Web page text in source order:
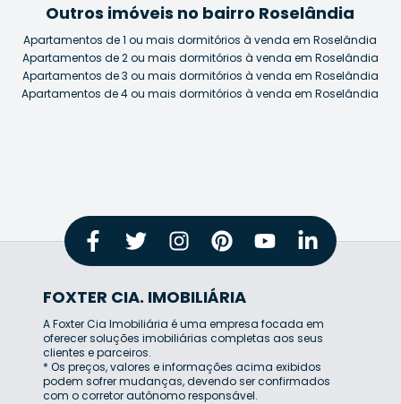
Outros imóveis no bairro Roselândia
Apartamentos de 1 ou mais dormitórios à venda em Roselândia
Apartamentos de 2 ou mais dormitórios à venda em Roselândia
Apartamentos de 3 ou mais dormitórios à venda em Roselândia
Apartamentos de 4 ou mais dormitórios à venda em Roselândia
FOXTER CIA. IMOBILIÁRIA
A Foxter Cia Imobiliária é uma empresa focada em
oferecer soluções imobiliárias completas aos seus
clientes e parceiros.
* Os preços, valores e informações acima exibidos
podem sofrer mudanças, devendo ser confirmados
com o corretor autônomo responsável.